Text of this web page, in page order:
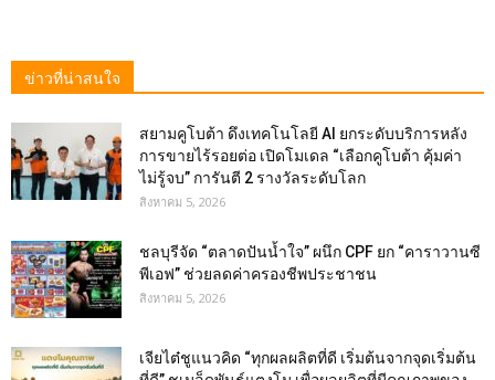
ข่าวที่น่าสนใจ
สยามคูโบต้า ดึงเทคโนโลยี AI ยกระดับบริการหลัง
การขายไร้รอยต่อ เปิดโมเดล “เลือกคูโบต้า คุ้มค่า
ไม่รู้จบ” การันตี 2 รางวัลระดับโลก
สิงหาคม 5, 2026
ชลบุรีจัด “ตลาดปันน้ำใจ” ผนึก CPF ยก “คาราวานซี
พีเอฟ” ช่วยลดค่าครองชีพประชาชน
สิงหาคม 5, 2026
เจียไต๋ชูแนวคิด “ทุกผลผลิตที่ดี เริ่มต้นจากจุดเริ่มต้น